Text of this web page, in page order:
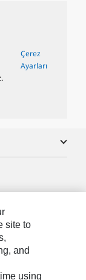
Çerez
Ayarları
site to
and
using